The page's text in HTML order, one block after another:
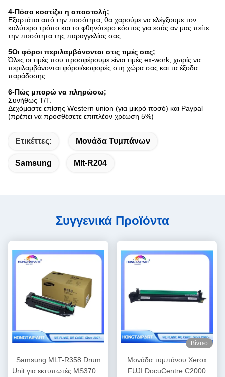
4-Πόσο κοστίζει η αποστολή;
Εξαρτάται από την ποσότητα, θα χαρούμε να ελέγξουμε τον
καλύτερο τρόπο και το φθηνότερο κόστος για εσάς αν μας πείτε
την ποσότητα της παραγγελίας σας.
5Οι φόροι περιλαμβάνονται στις τιμές σας;
Όλες οι τιμές που προσφέρουμε είναι τιμές ex-work, χωρίς να
περιλαμβάνονται φόροι/εισφορές στη χώρα σας και τα έξοδα
παράδοσης.
6-Πώς μπορώ να πληρώσω;
Συνήθως T/T.
Δεχόμαστε επίσης Western union (για μικρό ποσό) και Paypal
(πρέπει να προσθέσετε επιπλέον χρέωση 5%)
Ετικέττες: Μονάδα Τυμπάνων
Samsung Mlt-R204
Συγγενικά Προϊόντα
Samsung MLT-R358 Drum
Unit για εκτυπωτές MS370LX
Βίντεο
Μονάδα τυμπάνου Xerox
FUJI DocuCentre C2000